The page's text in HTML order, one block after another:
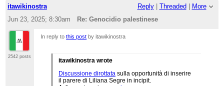
itawikinostra Reply| Threaded | More
Jun 23, 2025; 8:30am
Re: Genocidio palestinese
2542 posts
In reply tothis post by itawikinostra
itawikinostra wrote
Discussione dirottata sulla opportunità di inserire
il parere di Liliana Segre in incipit.